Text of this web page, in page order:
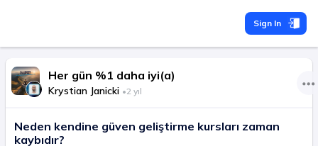
Sign In
Her gün %1 daha iyi(a)
Krystian Janicki •2 yıl
Neden kendine güven geliştirme kursları zaman
kaybıdır?